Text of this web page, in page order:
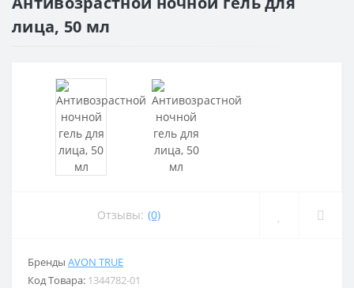
лица, 50 мл
Отзывы: (0)
Бренды AVON TRUE
Код Товара: 1344782-01